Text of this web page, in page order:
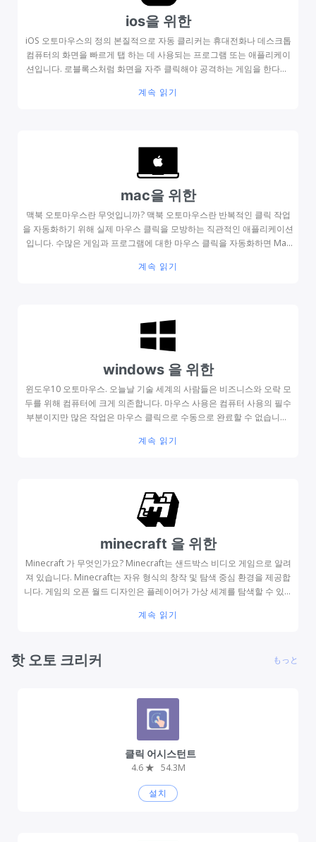
가 스마트폰을 자동화합니다. 그리고 거의 모든 작업을 수행하도록 프로
그래밍할 수 있습니다. 안드로이드오토마우스의 작동 Android Play 가게
는 다양한 Android 자동 클릭 애플리케이션을 제공합니다. 각 클리커는
고유하지만 Android에서 클리커를 사용하는 프로세스는 기본적으로 동
일합니다. 자동 클리커는 안드로이드 스마트폰에서 사용하기 쉽습니다.
ios을 위한
iOS 오토마우스의 정의 본질적으로 자동 클리커는 휴대전화나 데스크톱
컴퓨터의 화면을 빠르게 탭 하는 데 사용되는 프로그램 또는 애플리케이
션입니다. 로블록스처럼 화면을 자주 클릭해야 공격하는 게임을 한다면.
이 앱을 사용하면 미친 듯이 수동으로 마우스를 클릭하거나 휴대폰을 탭
다. 키보드를 만지거나 스마트폰의 화면을 두드리지 않고도 키를 흉내 내
거나 일부 핫키를 생성하여 원하는 동작을 성공적으로 클릭할 수 있습니
다. 정말 iOS 오토마우스 앱이 있나요? Mac 용 자동 클릭 프로그램은 다
양합니다. MurGaa 오토매틱 클리커와 같은 Mac 용 자동 클리커는 웹에
서 직접 내려받을 수 있습니다. iPad와 iPhone은 물론 다른 iOS ...
계속 읽기
mac을 위한
맥북 오토마우스란 무엇입니까? 맥북 오토마우스란 반복적인 클릭 작업
을 자동화하기 위해 실제 마우스 클릭을 모방하는 직관적인 애플리케이션
입니다. 수많은 게임과 프로그램에 대한 마우스 클릭을 자동화하면 Mac
서 플레이할 때 이를 핵으로 자주 활용합니다. 그것은 유용한 프로그램 내
다. 이 프로그램으로 자동 클릭을 시작하려면 Mac 장치에서 해당 핫키를
누르기만 하면 됩니다. 그게 다야. 클릭이 얼마나 간단한지 알 수 있습니
다. 맥북 오토마우스란 의 유용성 이미 말했듯이 게임 플레이어는 자주
Mac 용 무료 오토매틱 클리커 사용하여 좋아하는 게임을 플레이합니다.
이것이 자동 클리커의 가장 일반적인 용도 중 하나이지만 유일한 용도는
...
계속 읽기
windows 을 위한
윈도우10 오토마우스. 오늘날 기술 세계의 사람들은 비즈니스와 오락 모
두를 위해 컴퓨터에 크게 의존합니다. 마우스 사용은 컴퓨터 사용의 필수
부분이지만 많은 작업은 마우스 클릭으로 수동으로 완료할 수 없습니다.
능에 따라 자동 클리커는 여러 범주로 나눌 수 있습니다. Windows를 실
마우스는 전체 키보드 시뮬레이션을 포함하여 모든 마우스 동작을 자동화
할 수 있습니다. 수많은 소프트웨어 프로그램이 이러한 자동 클릭기를 정
기적으로 사용합니다. 소프트웨어가 실행되는 동안 일반 마우스 버튼처럼
작동합니다. 한 번도 해 본 적이 없다면 자동 클리커를 사용해 보는 것이
좋습니다. 두 가지 좋은 선택은 OP auto clicker와 GS auto clicker입니
다. Windows XP, Windows 7, ...
계속 읽기
minecraft 을 위한
Minecraft 가 무엇인가요? Minecraft는 샌드박스 비디오 게임으로 알려
져 있습니다. Minecraft는 자유 형식의 창작 및 탐색 중심 환경을 제공합
니다. 게임의 오픈 월드 디자인은 플레이어가 가상 세계를 탐색할 수 있도
기 있는 비디오 게임 중 하나입니다. 그래픽 때문에 처음에는 게임이 지루
에서 제공한다. 이 게임에서 플레이어는 환경에서 수집한 자원을 사용하
용자의 능력은 팀워크 감각을 키우는 데 도움이 될 수 있습니다.
Minecraft 용 오토마우스 무엇인가요? Minecraft와 같은 게임은 효율성
계속 읽기
핫 오토 크리커 もっと
클릭 어시스턴트
4.6★ 54.3M
설치